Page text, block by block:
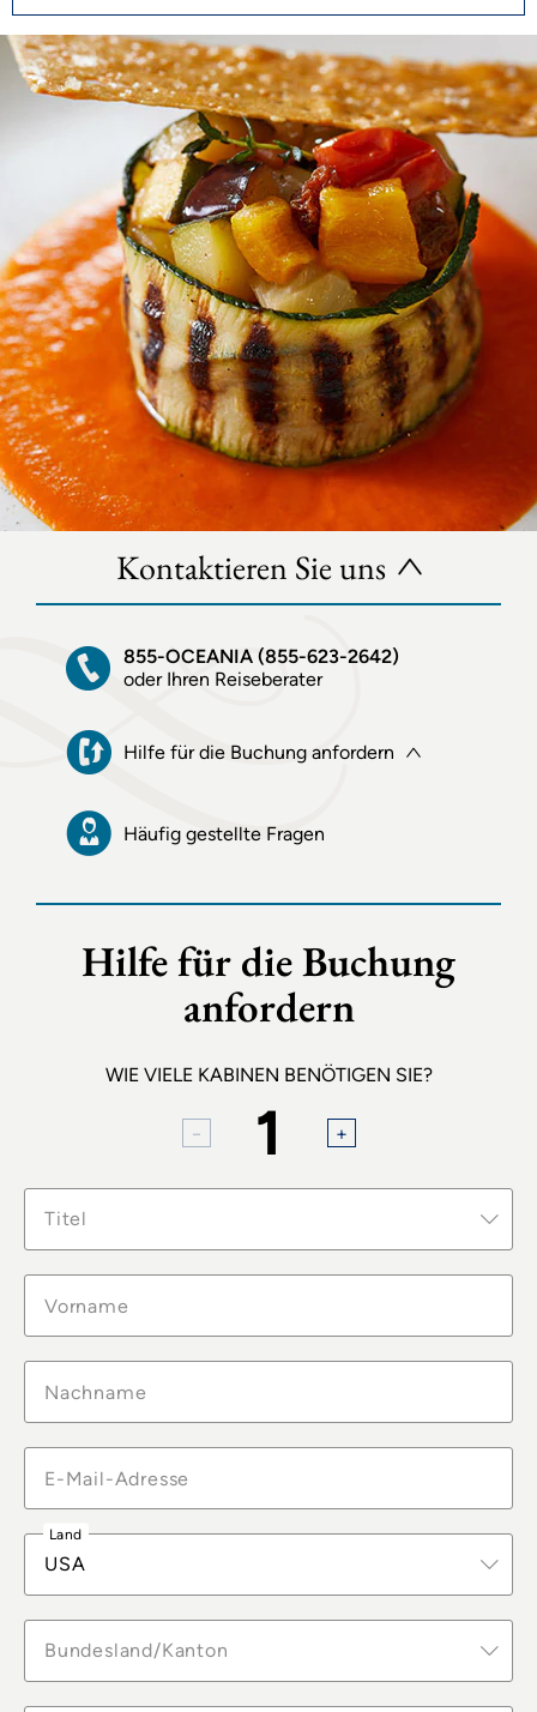
Kontaktieren Sie uns
855-OCEANIA (855-623-2642)
oder Ihren Reiseberater
Hilfe für die Buchung anfordern
Häufig gestellte Fragen
Hilfe für die Buchung
anfordern
WIE VIELE KABINEN BENÖTIGEN SIE?
1
Titel
Land
USA
Bundesland/Kanton